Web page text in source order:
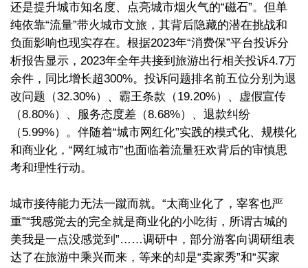
还是提升城市知名度、点亮城市烟火气的“磁石”。但单
纯依靠“流量”带火城市文旅，其背后隐藏的潜在挑战和
负面影响也现实存在。根据2023年“消费保”平台投诉分
析报告显示，2023年全年共接到旅游出行相关投诉4.7万
余件，同比增长超300%。投诉问题排名前五位分别为退
改问题（32.30%）、霸王条款（19.20%）、虚假宣传
（8.80%）、服务态度差（8.68%）、退款纠纷
（5.99%）。伴随着“城市网红化”实践的模式化、规模化
和商业化，“网红城市”也面临着流量狂欢背后的审慎思
考和理性行动。
城市接待能力无法一蹴而就。“太商业化了，宰客也严
重”“我感觉去的完全就是商业化的小吃街，所谓古城的
美我是一点没感觉到”……调研中，部分游客向调研组表
达了在旅游中乘兴而来，等来的却是“卖家秀”和“买家